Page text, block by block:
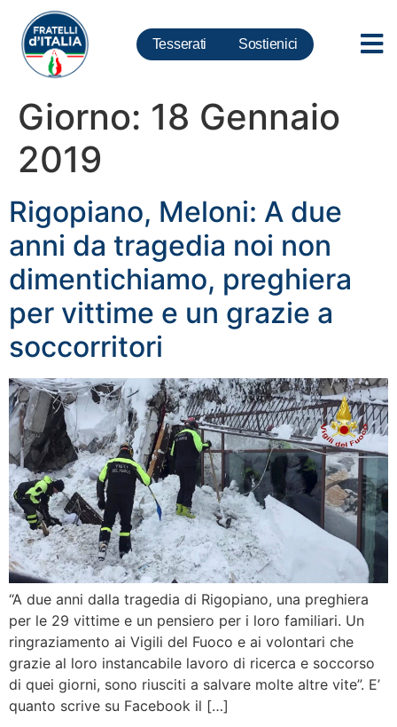
Tesserati Sostienici
Giorno: 18 Gennaio
2019
Rigopiano, Meloni: A due
anni da tragedia noi non
dimentichiamo, preghiera
per vittime e un grazie a
soccorritori
“A due anni dalla tragedia di Rigopiano, una preghiera
per le 29 vittime e un pensiero per i loro familiari. Un
ringraziamento ai Vigili del Fuoco e ai volontari che
grazie al loro instancabile lavoro di ricerca e soccorso
di quei giorni, sono riusciti a salvare molte altre vite”. E’
quanto scrive su Facebook il […]